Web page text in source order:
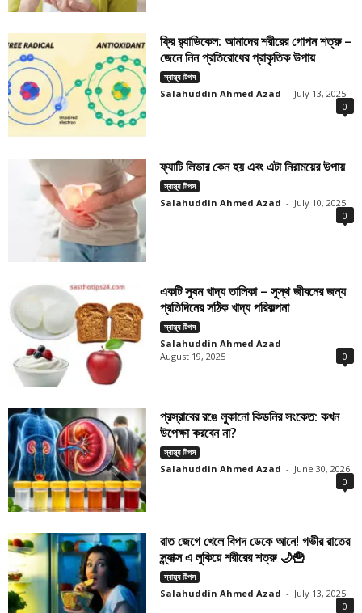
ফ্রি র‍্যাডিকেল: আমাদের শরীরের গোপন শত্রু –
জেনে নিন প্রতিরোধের প্রাকৃতিক উপায়
স্বাস্থ্য টিপস
Salahuddin Ahmed Azad - July 13, 2025
0
ফ্যাটি লিভার কেন হয় এবং এটা নিরাময়ের উপায়
স্বাস্থ্য টিপস
Salahuddin Ahmed Azad - July 10, 2025
0
একটি সুষম খাদ্য তালিকা – সুস্থ জীবনের জন্য
প্রতিদিনের সঠিক খাদ্য পরিকল্পনা
স্বাস্থ্য টিপস
Salahuddin Ahmed Azad -
August 19, 2025
0
প্রস্রাবের রঙে লুকানো কিডনির সংকেত: কখন
উপেক্ষা করবেন না?
স্বাস্থ্য টিপস
Salahuddin Ahmed Azad - June 30, 2026
0
রাত জেগে খেলে বিপদ ডেকে আনে! গভীর রাতের
স্ন্যাক্স এ লুকিয়ে শরীরের শত্রু 🌙🍟
স্বাস্থ্য টিপস
Salahuddin Ahmed Azad - July 13, 2025
0